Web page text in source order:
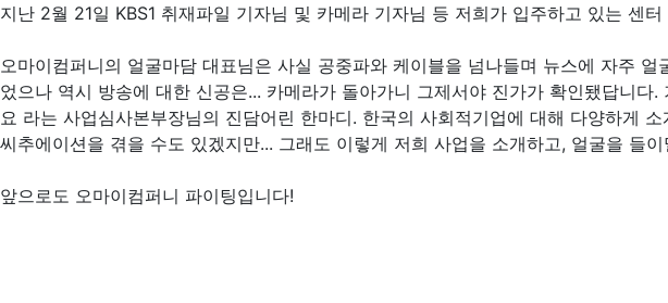
지난 2월 21일 KBS1 취재파일 기자님 및 카메라 기자님 등 저희가 입주하고 있는
오마이컴퍼니의 얼굴마담 대표님은 사실 공중파와 케이블을 넘나들며 뉴스에 자주
었으나 역시 방송에 대한 신공은... 카메라가 돌아가니 그제서야 진가가 확인됐답니
요 라는 사업심사본부장님의 진담어린 한마디. 한국의 사회적기업에 대해 다양하게
씨추에이션을 겪을 수도 있겠지만... 그래도 이렇게 저희 사업을 소개하고, 얼굴을 들
앞으로도 오마이컴퍼니 파이팅입니다!